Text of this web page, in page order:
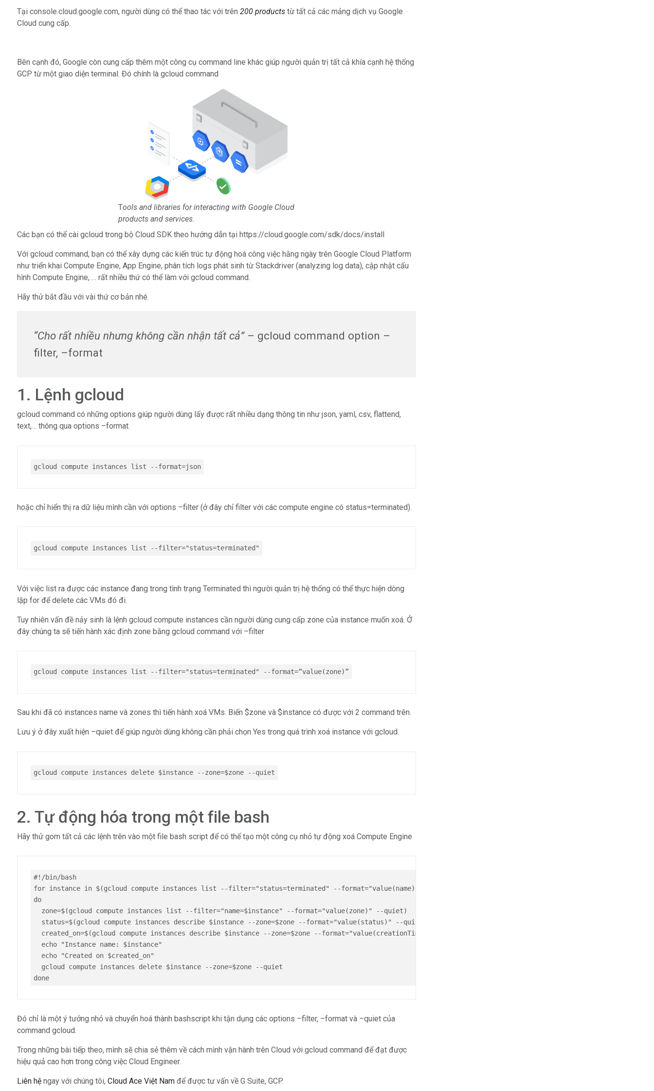
Tại console.cloud.google.com, người dùng có thể thao tác với trên 200 products từ tất cả các mảng dịch vụ Google
Cloud cung cấp.
Bên cạnh đó, Google còn cung cấp thêm một công cụ command line khác giúp người quản trị tất cả khía cạnh hệ thống
GCP từ một giao diện terminal. Đó chính là gcloud command
Tools and libraries for interacting with Google Cloud
products and services.
Các bạn có thể cài gcloud trong bộ Cloud SDK theo hướng dẫn tại https://cloud.google.com/sdk/docs/install
Với gcloud command, bạn có thể xây dựng các kiến trúc tự động hoá công việc hằng ngày trên Google Cloud Platform
như triển khai Compute Engine, App Engine, phân tích logs phát sinh từ Stackdriver (analyzing log data), cập nhật cấu
hình Compute Engine, … rất nhiều thứ có thể làm với gcloud command.
Hãy thử bắt đầu với vài thứ cơ bản nhé.
“Cho rất nhiều nhưng không cần nhận tất cả”– gcloud command option –
filter, –format
1. Lệnh gcloud
gcloud command có những options giúp người dùng lấy được rất nhiều dạng thông tin như json, yaml, csv, flattend,
text,… thông qua options –format.
gcloud compute instances list --format=json
hoặc chỉ hiển thị ra dữ liệu mình cần với options –filter (ở đây chỉ filter với các compute engine có status=terminated).
gcloud compute instances list --filter="status=terminated"
Với việc list ra được các instance đang trong tình trạng Terminated thì người quản trị hệ thống có thể thực hiện dòng
lặp for để delete các VMs đó đi.
Tuy nhiên vấn đề nảy sinh là lệnh gcloud compute instances cần người dùng cung cấp zone của instance muốn xoá. Ở
đây chúng ta sẽ tiến hành xác định zone bằng gcloud command với –filter
gcloud compute instances list --filter="status=terminated" --format=”value(zone)”
Sau khi đã có instances name và zones thì tiến hành xoá VMs. Biến $zone và $instance có được với 2 command trên.
Lưu ý ở đây xuất hiện –quiet để giúp người dùng không cần phải chọn Yes trong quá trình xoá instance với gcloud.
gcloud compute instances delete $instance --zone=$zone --quiet
2. Tự động hóa trong một file bash
Hãy thử gom tất cả các lệnh trên vào một file bash script để có thể tạo một công cụ nhỏ tự động xoá Compute Engine
#!/bin/bash
for instance in $(gcloud compute instances list --filter="status=terminated" --format="value(name)" --quiet)
do
  zone=$(gcloud compute instances list --filter="name=$instance" --format="value(zone)" --quiet)
  status=$(gcloud compute instances describe $instance --zone=$zone --format="value(status)" --quiet)
  created_on=$(gcloud compute instances describe $instance --zone=$zone --format="value(creationTimestamp.date('%Y-%m-%d'))" --quiet)
  echo "Instance name: $instance"
  echo "Created on $created_on"
  gcloud compute instances delete $instance --zone=$zone --quiet
done
Đó chỉ là một ý tưởng nhỏ và chuyển hoá thành bashscript khi tận dụng các options –filter, –format và –quiet của
command gcloud.
Trong những bài tiếp theo, mình sẽ chia sẻ thêm về cách mình vận hành trên Cloud với gcloud command để đạt được
hiệu quả cao hơn trong công việc Cloud Engineer.
Liên hệ ngay với chúng tôi, Cloud Ace Việt Nam để được tư vấn về G Suite, GCP.